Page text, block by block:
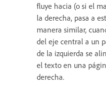
fluye hacia (o si el
la derecha, pasa a
manera similar,
del eje central a un
de la izquierda se
el texto en una
derecha.